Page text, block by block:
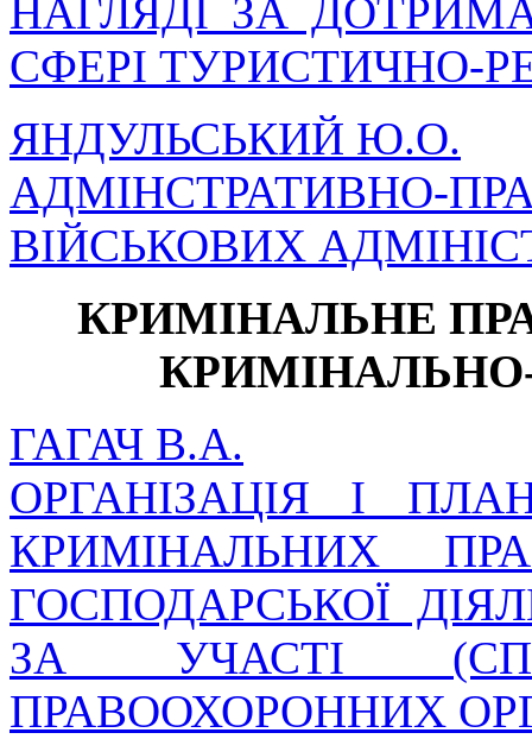
НАГЛЯДІ ЗА
СФЕРІ ТУРИСТИЧНО-
ЯНДУЛЬСЬКИЙ Ю.О.
ВІЙСЬКОВИХ
КРИМІНАЛЬНЕ
ГАГАЧ В.А.
ОРГАНІЗАЦІЯ І
КРИМІНАЛЬНИХ
ГОСПОДАРСЬКОЇ
ЗА УЧАСТІ
ПРАВООХОРОННИХ